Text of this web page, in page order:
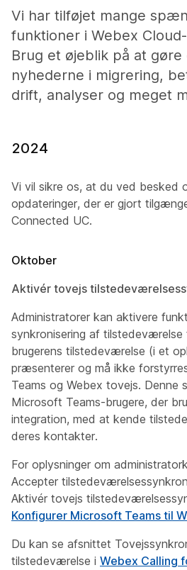
Vi har tilføjet mange
funktioner i Webex
Brug et øjeblik på at
nyhederne i migrering,
drift, analyser og meget
2024
Vi vil sikre os, at du ved besked
opdateringer, der er gjort
Connected UC.
Oktober
Aktivér tovejs
Administratorer kan aktivere
synkronisering af tilstedeværelse
brugerens tilstedeværelse (i et
præsenterer og må ikke
Teams og Webex tovejs. Denne
Microsoft Teams-brugere, der
integration, med at kende
deres kontakter.
For oplysninger om
Accepter
Aktivér tovejs
Konfigurer Microsoft Teams til
Du kan se afsnittet
tilstedeværelse i Webex Calling